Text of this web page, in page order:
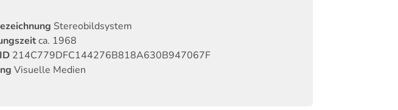
Stereobildsystem
ca. 1968
214C779DFC144276B818A630B947067F
Visuelle Medien